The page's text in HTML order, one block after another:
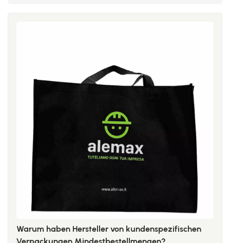
Warum haben Hersteller von kundenspezifischen
Verpackungen Mindestbestellmengen?